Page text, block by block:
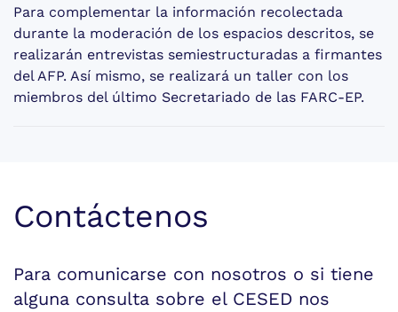
Para complementar la información recolectada
durante la moderación de los espacios descritos, se
realizarán entrevistas semiestructuradas a firmantes
del AFP. Así mismo, se realizará un taller con los
miembros del último Secretariado de las FARC-EP.
Contáctenos
Para comunicarse con nosotros o si tiene
alguna consulta sobre el CESED nos